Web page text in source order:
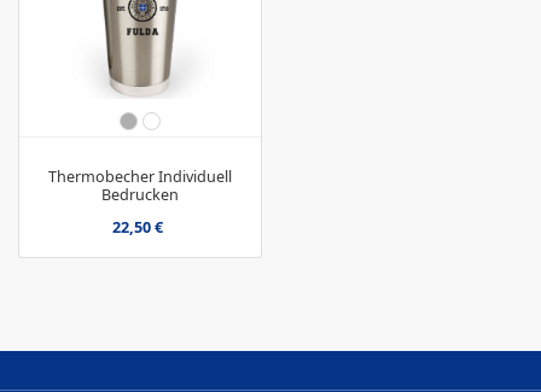
Thermobecher Individuell
Bedrucken
22,50 €